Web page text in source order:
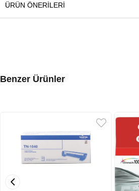
ÜRÜN ÖNERILERI
Benzer Ürünler